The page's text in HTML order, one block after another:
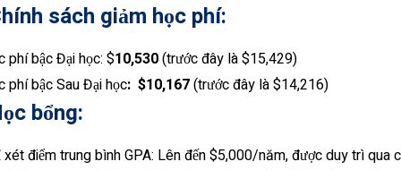
sách giảm học phí:
phí bậc Đại học: $10,530(trước đây là $15,429)
phí bậc Sau Đại học: $10,167(trước đây là $14,216)
bổng:
xét điểm trung bình GPA: Lên đến $5,000/năm, được duy trì qua